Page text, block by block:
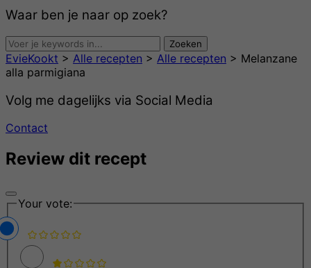
Waar ben je naar op zoek?
EvieKookt > Alle recepten > Alle recepten > Melanzane
alla parmigiana
Volg me dagelijks via Social Media
Contact
Review dit recept
Your vote: